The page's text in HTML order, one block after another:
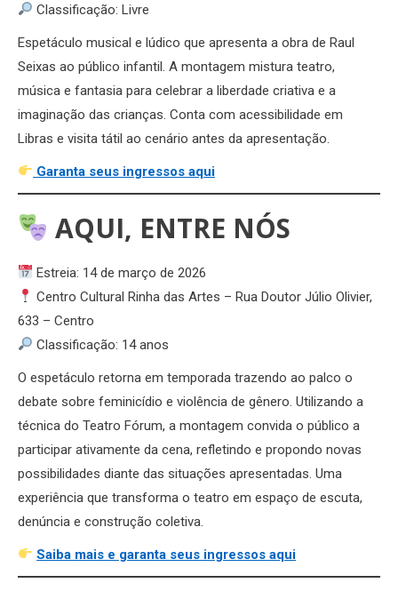
Classificação: Livre
Espetáculo musical e lúdico que apresenta a obra de Raul
Seixas ao público infantil. A montagem mistura teatro,
música e fantasia para celebrar a liberdade criativa e a
imaginação das crianças. Conta com acessibilidade em
Libras e visita tátil ao cenário antes da apresentação.
Garanta seus ingressos aqui
AQUI, ENTRE NÓS
Estreia: 14 de março de 2026
Centro Cultural Rinha das Artes – Rua Doutor Júlio Olivier,
633 – Centro
Classificação: 14 anos
O espetáculo retorna em temporada trazendo ao palco o
debate sobre feminicídio e violência de gênero. Utilizando a
técnica do Teatro Fórum, a montagem convida o público a
participar ativamente da cena, refletindo e propondo novas
possibilidades diante das situações apresentadas. Uma
experiência que transforma o teatro em espaço de escuta,
denúncia e construção coletiva.
Saiba mais e garanta seus ingressos aqui